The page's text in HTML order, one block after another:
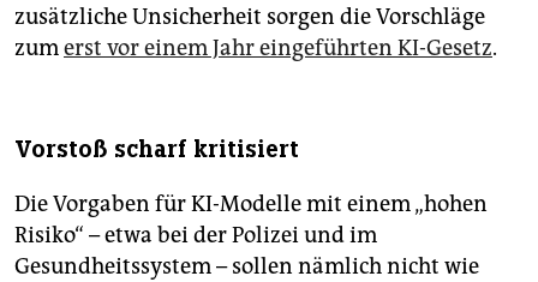
zusätzliche Unsicherheit sorgen die Vorschläge
zumerst vor einem Jahr eingeführten KI-Gesetz.
Vorstoß scharf kritisiert
Die Vorgaben für KI-Modelle mit einem „hohen
Risiko“ – etwa bei der Polizei und im
Gesundheitssystem – sollen nämlich nicht wie